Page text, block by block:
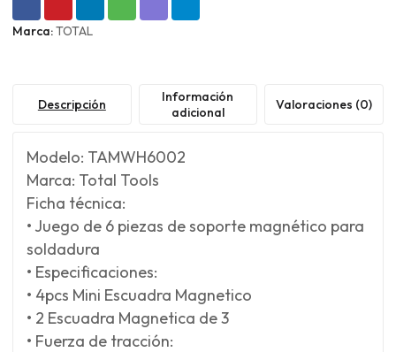
Marca:TOTAL
Descripción
Información
adicional
Valoraciones (0)
Modelo: TAMWH6002
Marca: Total Tools
Ficha técnica:
• Juego de 6 piezas de soporte magnético para
soldadura
• Especificaciones:
• 4pcs Mini Escuadra Magnetico
• 2 Escuadra Magnetica de 3
• Fuerza de tracción: